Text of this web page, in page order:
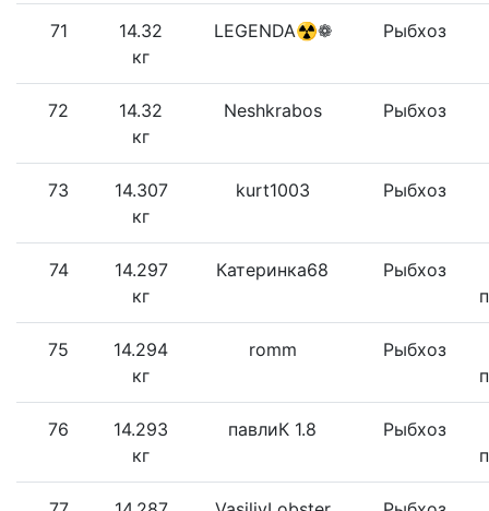
71
14.32
кг
LEGENDA☢❁ Рыбхоз
72
14.32
кг
Neshkrabos Рыбхоз
73
14.307
кг
kurt1003 Рыбхоз
74
14.297
кг
Катеринка68
Рыбхоз
75
14.294
кг
romm
Рыбхоз
76
14.293
кг
павлиК 1.8
Рыбхоз